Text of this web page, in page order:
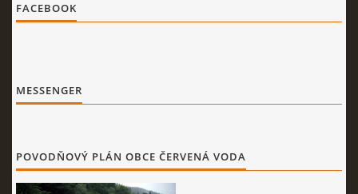
FACEBOOK
MESSENGER
POVODŇOVÝ PLÁN OBCE ČERVENÁ VODA